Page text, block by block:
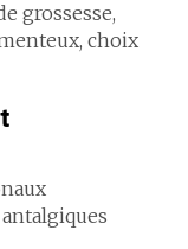
grossesse,
choix